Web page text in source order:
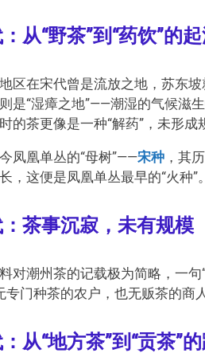
从“野茶”到“药饮”的
区在宋代曾是流放之地，苏东
是“湿瘴之地”——潮湿的气候滋
的茶更像是一种“解药”，未形成
凤凰单丛的“母树”——宋种，其
，这便是凤凰单丛最早的“火种”。
茶事沉寂，未有规模
对潮州茶的记载极为简略，一
门种茶的农户，也无贩茶的商
从“地方茶”到“贡茶”